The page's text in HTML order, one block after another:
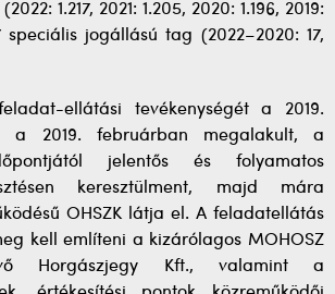
1.217, 2021: 1.205, 2020: 1.196, 2019:
speciális jogállású tag (2022–2020: 17,
ellátási tevékenységét a 2019.
a 2019. februárban megalakult, a
jelentős és folyamatos
keresztülment, majd mára
OHSZK látja el. A feladatellátás
kell említeni a kizárólagos MOHOSZ
Horgászjegy Kft., valamint a